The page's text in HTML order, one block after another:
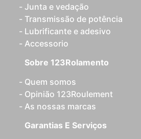
Junta e vedação
Transmissão de potência
Lubrificante e adesivo
Accessorio
Sobre 123Rolamento
Quem somos
Opinião 123Roulement
As nossas marcas
Garantias E Serviços